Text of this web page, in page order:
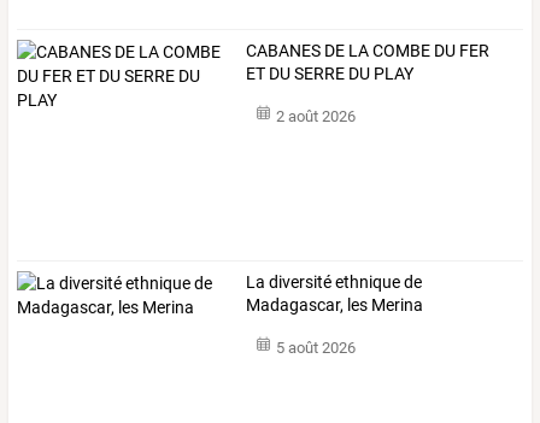
CABANES DE LA COMBE DU FER
ET DU SERRE DU PLAY
2 août 2026
La diversité ethnique de
Madagascar, les Merina
5 août 2026